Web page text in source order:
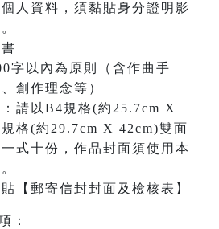
人資料，須黏貼身分證明影
字以內為原則（含作曲手
創作理念等）
請以B4規格(約25.7cm X
格(約29.7cm X 42cm)雙面
式十份，作品封面須使用本
【郵寄信封封面及檢核表】
：